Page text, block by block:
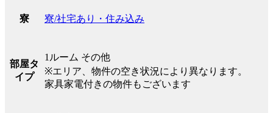
寮 寮/社宅あり・住み込み
部屋タ
イプ
1ルーム その他
※エリア、物件の空き状況により異なります。
家具家電付きの物件もございます